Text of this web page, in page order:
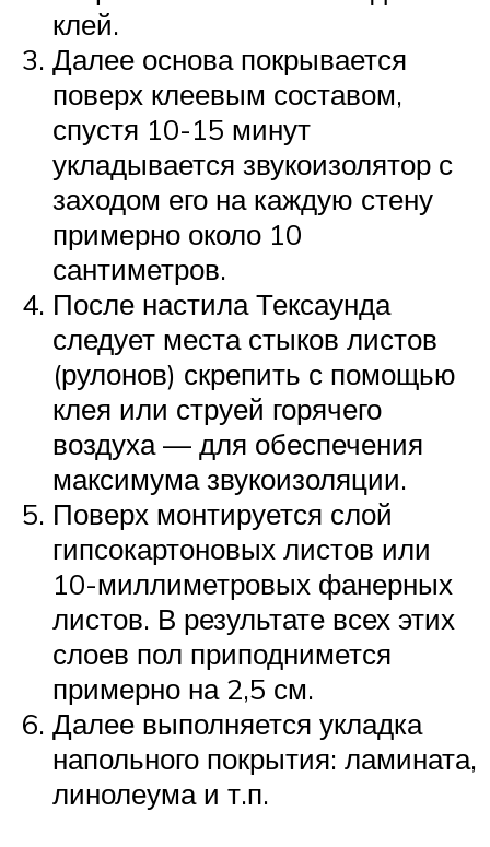
клей.
Далее основа покрывается
поверх клеевым составом,
спустя 10-15 минут
укладывается звукоизолятор с
заходом его на каждую стену
примерно около 10
сантиметров.
После настила Тексаунда
следует места стыков листов
(рулонов) скрепить с помощью
клея или струей горячего
воздуха — для обеспечения
максимума звукоизоляции.
Поверх монтируется слой
гипсокартоновых листов или
10-миллиметровых фанерных
листов. В результате всех этих
слоев пол приподнимется
примерно на 2,5 см.
Далее выполняется укладка
напольного покрытия: ламината,
линолеума и т.п.